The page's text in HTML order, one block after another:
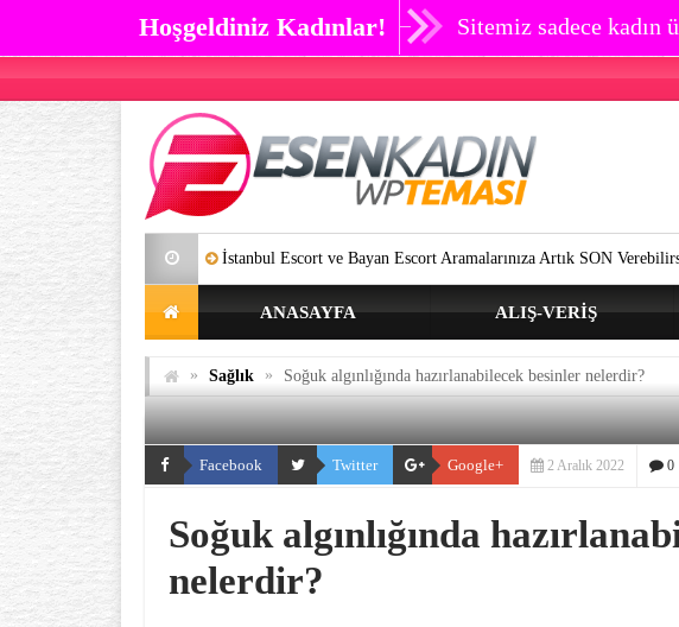
Hoşgeldiniz Kadınlar! Sitemiz sadece kadın
İstanbul Escort ve Bayan Escort Aramalarınıza Artık SON Verebilirsiniz. Göz
ANASAYFA ALIŞ-VERIŞ
» Sağlık » Soğuk algınlığında hazırlanabilecek besinler nelerdir?
Facebook Twitter Google+ 2 Aralık 2022 0
Soğuk algınlığında
nelerdir?